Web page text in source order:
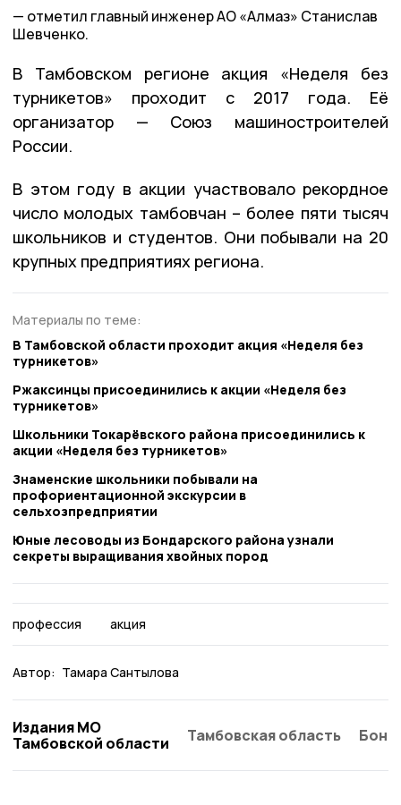
отметил главный инженер АО «Алмаз» Станислав
Шевченко.
В Тамбовском регионе акция «Неделя без
турникетов» проходит с 2017 года. Её
организатор — Союз машиностроителей
России.
В этом году в акции участвовало рекордное
число молодых тамбовчан – более пяти тысяч
школьников и студентов. Они побывали на 20
крупных предприятиях региона.
Материалы по теме:
В Тамбовской области проходит акция «Неделя без
турникетов»
Ржаксинцы присоединились к акции «Неделя без
турникетов»
Школьники Токарёвского района присоединились к
акции «Неделя без турникетов»
Знаменские школьники побывали на
профориентационной экскурсии в
сельхозпредприятии
Юные лесоводы из Бондарского района узнали
секреты выращивания хвойных пород
профессия акция
Автор: Тамара Сантылова
Издания МО
Тамбовской области
Тамбовская область